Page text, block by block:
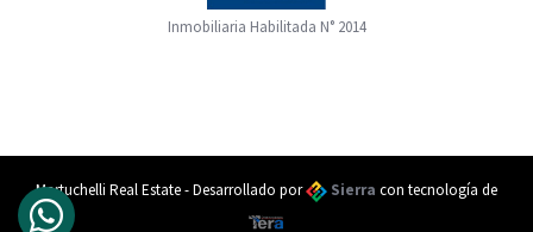
Inmobiliaria Habilitada N° 2014
Martuchelli Real Estate - Desarrollado por Sierra con tecnología de